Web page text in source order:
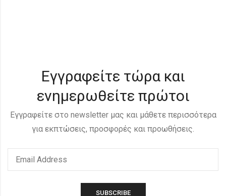
Εγγραφείτε τώρα και
ενημερωθείτε πρώτοι
Εγγραφείτε στο newsletter μας και μάθετε περισσότερα
για εκπτώσεις, προσφορές και προωθήσεις.